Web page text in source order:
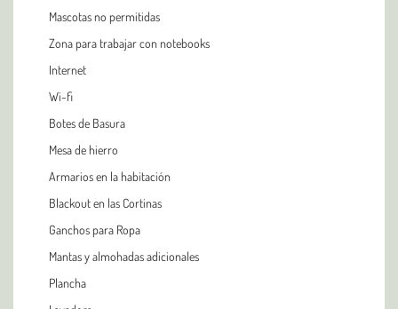
Mascotas no permitidas
Zona para trabajar con notebooks
Internet
Wi-fi
Botes de Basura
Mesa de hierro
Armarios en la habitación
Blackout en las Cortinas
Ganchos para Ropa
Mantas y almohadas adicionales
Plancha